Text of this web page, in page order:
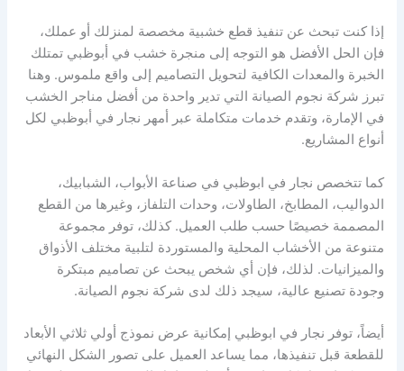
إذا كنت تبحث عن تنفيذ قطع خشبية مخصصة لمنزلك أو عملك،
فإن الحل الأفضل هو التوجه إلى منجرة خشب في أبوظبي تمتلك
الخبرة والمعدات الكافية لتحويل التصاميم إلى واقع ملموس. وهنا
تبرز شركة نجوم الصيانة التي تدير واحدة من أفضل مناجر الخشب
في الإمارة، وتقدم خدمات متكاملة عبر أمهر نجار في أبوظبي لكل
أنواع المشاريع.
كما تتخصص نجار في ابوظبي في صناعة الأبواب، الشبابيك،
الدواليب، المطابخ، الطاولات، وحدات التلفاز، وغيرها من القطع
المصممة خصيصًا حسب طلب العميل. كذلك، توفر مجموعة
متنوعة من الأخشاب المحلية والمستوردة لتلبية مختلف الأذواق
والميزانيات. لذلك، فإن أي شخص يبحث عن تصاميم مبتكرة
وجودة تصنيع عالية، سيجد ذلك لدى شركة نجوم الصيانة.
أيضاً، توفر نجار في ابوظبي إمكانية عرض نموذج أولي ثلاثي الأبعاد
للقطعة قبل تنفيذها، مما يساعد العميل على تصور الشكل النهائي